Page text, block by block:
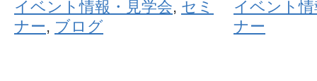
イベント情報・見学会, セミ
ナー, ブログ
イベント
ナー